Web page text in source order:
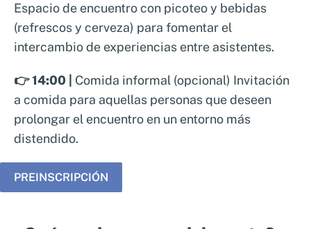
Espacio de encuentro con picoteo y bebidas
(refrescos y cerveza) para fomentar el
intercambio de experiencias entre asistentes.
👉 14:00 |
Comida informal (opcional) Invitación
a comida para aquellas personas que deseen
prolongar el encuentro en un entorno más
distendido.
PREINSCRIPCIÓN